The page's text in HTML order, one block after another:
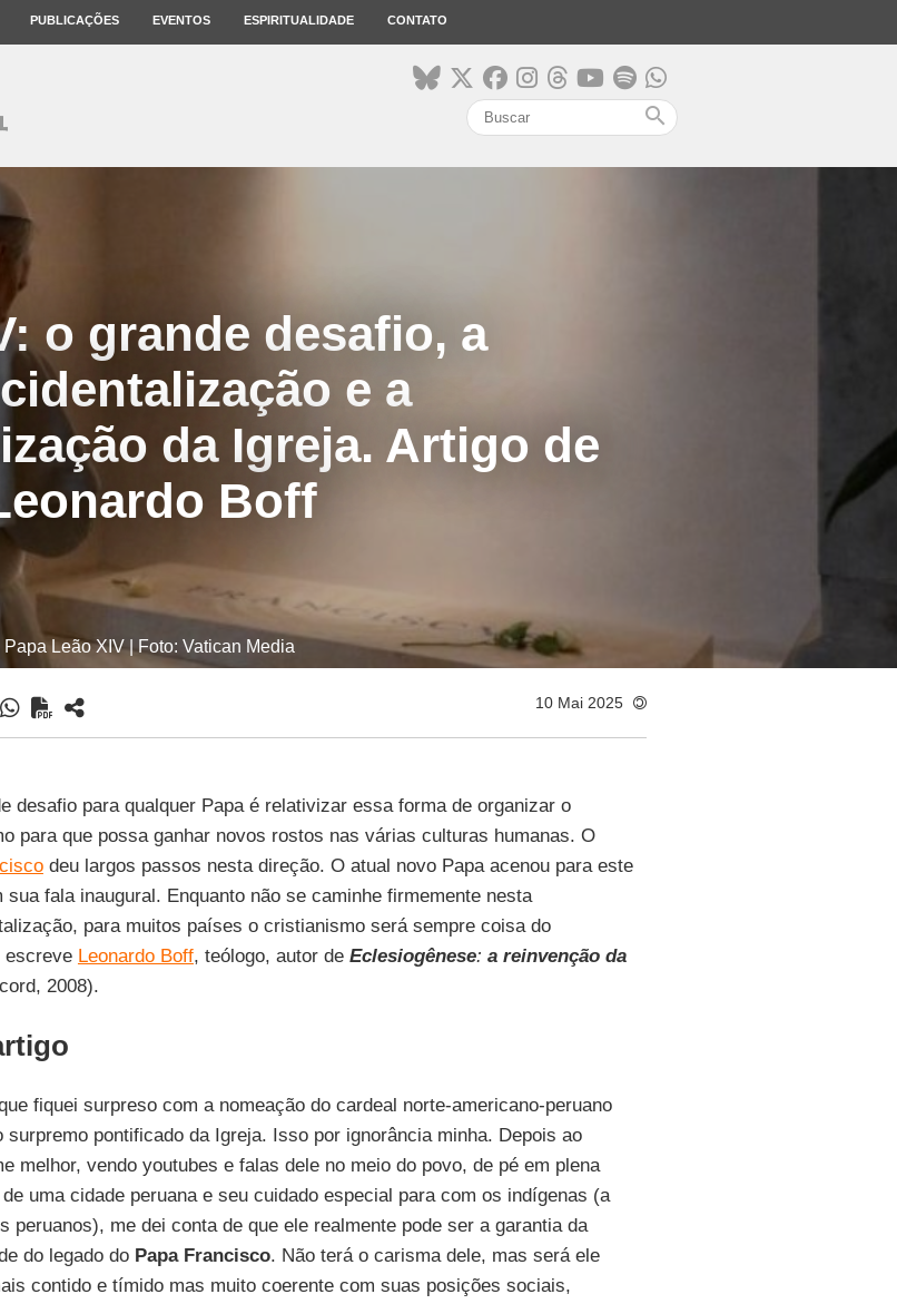
PUBLICAÇÕES EVENTOS ESPIRITUALIDADE CONTATO
search
o grande desafio, a
e a
da Igreja. Artigo de
Boff
Papa Leão XIV | Foto: Vatican Media
10 Mai 2025
desafio para qualquer Papa é relativizar essa forma de organizar o
para que possa ganhar novos rostos nas várias culturas humanas. O
deu largos passos nesta direção. O atual novo Papa acenou para este
sua fala inaugural. Enquanto não se caminhe firmemente nesta
para muitos países o cristianismo será sempre coisa do
escreve Leonardo Boff, teólogo, autor de Eclesiogênese: a reinvenção da
2008).
fiquei surpreso com a nomeação do cardeal norte-americano-peruano
surpremo pontificado da Igreja. Isso por ignorância minha. Depois ao
melhor, vendo youtubes e falas dele no meio do povo, de pé em plena
uma cidade peruana e seu cuidado especial para com os indígenas (a
peruanos), me dei conta de que ele realmente pode ser a garantia da
do legado do Papa Francisco. Não terá o carisma dele, mas será ele
contido e tímido mas muito coerente com suas posições sociais,